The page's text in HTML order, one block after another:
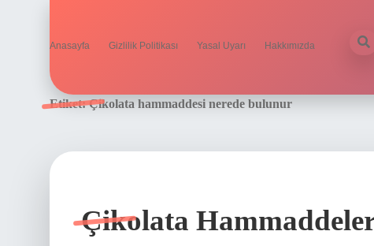
Anasayfa Gizlilik Politikası Yasal Uyarı Hakkımızda
Etiket:Çikolata hammaddesi nerede bulunur
Çikolata